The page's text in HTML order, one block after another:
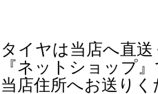
タイヤは当店へ直
『ネットショップ
当店住所へお送り